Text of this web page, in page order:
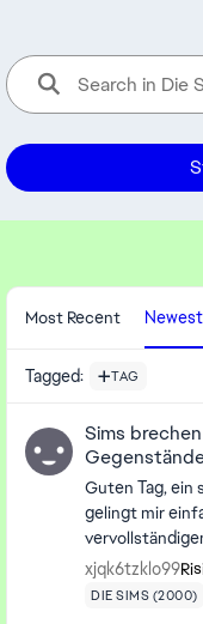
Most Recent
Tagged: TAG
Sims
Guten Tag, ein sehr altes, aber wirklich schönes Spiel. Es
gelingt mir
mir zwei
und Bumpin'
xjqk6tzklo99
DIE SIMS (2000)